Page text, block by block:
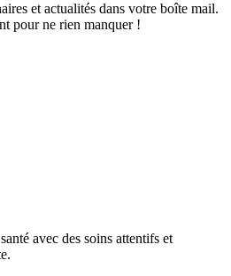
et actualités dans votre boîte mail.
pour ne rien manquer !
avec des soins attentifs et